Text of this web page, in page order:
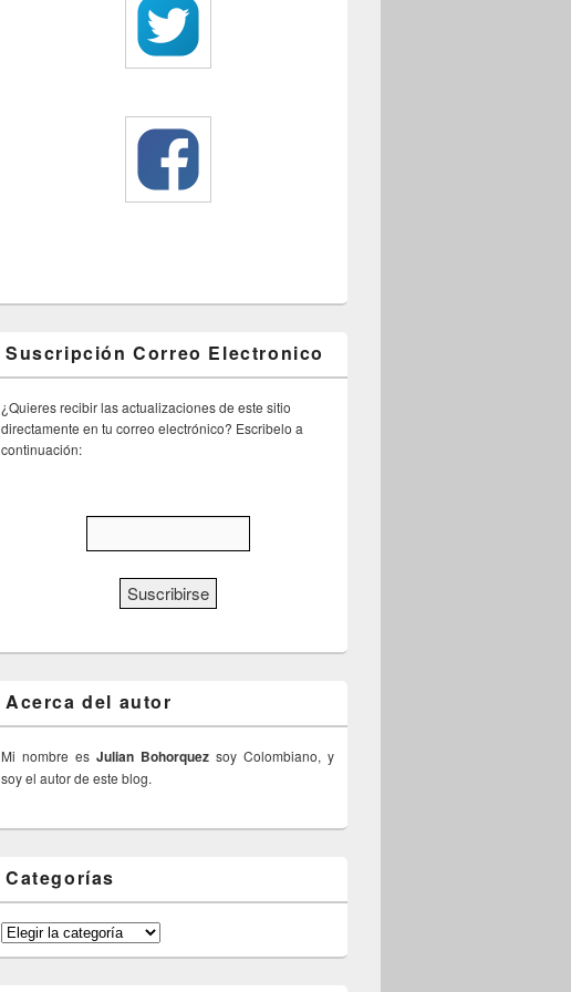
Suscripción Correo Electronico
¿Quieres recibir las actualizaciones de este sitio
directamente en tu correo electrónico? Escribelo a
continuación:
Acerca del autor
Mi nombre es Julian Bohorquez soy Colombiano, y
soy el autor de este blog.
Categorías
Categorías